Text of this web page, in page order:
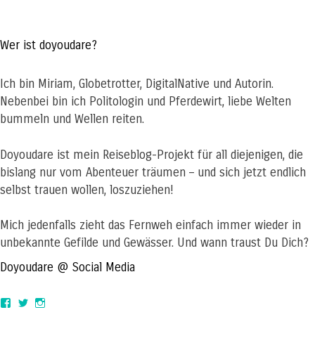
Wer ist doyoudare?
Ich bin Miriam, Globetrotter, DigitalNative und Autorin.
Nebenbei bin ich Politologin und Pferdewirt, liebe Welten
bummeln und Wellen reiten.
Doyoudare ist mein Reiseblog-Projekt für all diejenigen, die
bislang nur vom Abenteuer träumen – und sich jetzt endlich
selbst trauen wollen, loszuziehen!
Mich jedenfalls zieht das Fernweh einfach immer wieder in
unbekannte Gefilde und Gewässer. Und wann traust Du Dich?
Doyoudare @ Social Media
ViewView